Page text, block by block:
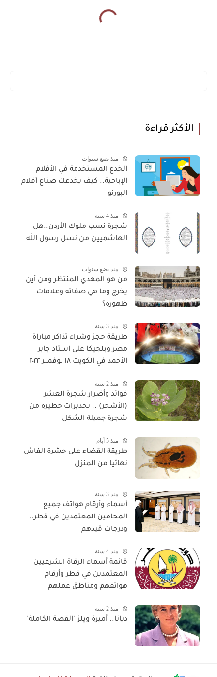
الأكثر قراءة
منذ بضع سنوات
الخدع المستخدمة في الأفلام
الإباحية.. كيف يخدعك صناع أفلام
البورنو
منذ 4 سنة
شجرة نسب ملوك الأردن..هل
الهاشميين من نسل رسول اللّه
منذ بضع سنوات
من هو المهدي المنتظر ومن أين
يخرج وما هي صفاته وعلامات
ظهوره؟
منذ 3 سنة
طريقة حجز وشراء تذاكر مباراة
مصر وبلجيكا على استاد جابر
الأحمد في الكويت ١٨ نوفمبر ٢٠٢٢
منذ 2 سنة
فوائد وأضرار شجرة العشر
(الأشخر) .. تحذيرات خطيرة من
شجرة جميلة الشكل
منذ 5 أيام
طريقة القضاء على حشرة الفاش
نهائيا من المنزل
منذ 3 سنة
أسماء وأرقام هواتف جميع
المحامين المعتمدين في قطر..
ودرجات قيدهم
منذ 4 سنة
قائمة أسماء الرقاة الشرعيين
المعتمدين في قطر وأرقام
هواتفهم ومناطق عملهم
منذ 2 سنة
ديانا.. أميرة ويلز "القصة الكاملة"